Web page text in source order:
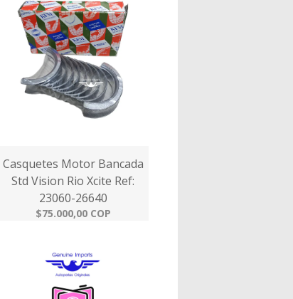
Casquetes Motor Bancada
Std Vision Rio Xcite Ref:
23060-26640
$75.000,00 COP